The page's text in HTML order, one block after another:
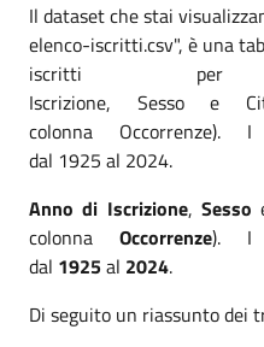
Il dataset che stai
elenco-iscritti.csv", è una
iscritti
Iscrizione, Sessoe
colonna Occorrenze). I
dal 1925 al 2024.
Anno di Iscrizione, Sesso
colonnaOccorrenze). I
dal 1925al 2024.
Di seguito un riassunto dei